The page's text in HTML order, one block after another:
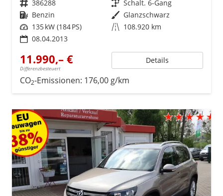
Fahrzeugnr. 386288 Getriebe Schalt. 6-Gang
Kraftstoff Benzin Außenfarbe Glanzschwarz
Leistung 135 kW (184 PS) Kilometerstand 108.920 km
08.04.2013
11.990,– €
Differenzbesteuert
Details
CO2-Emissionen: 176,00 g/km